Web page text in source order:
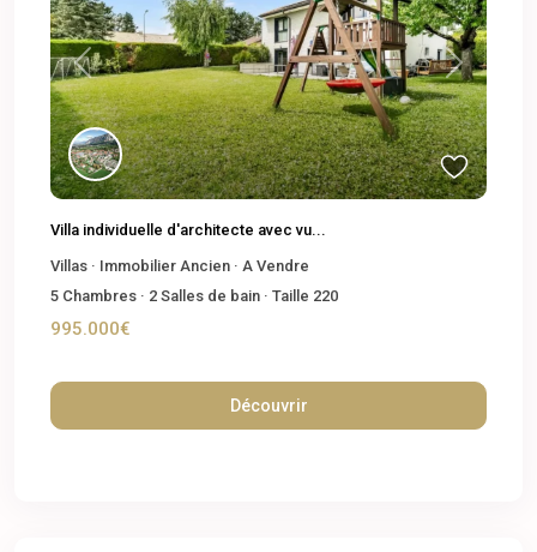
Previous Next
Villa individuelle d'architecte avec vu...
Villas · Immobilier Ancien · A Vendre
5 Chambres · 2 Salles de bain · Taille 220
995.000€
Découvrir